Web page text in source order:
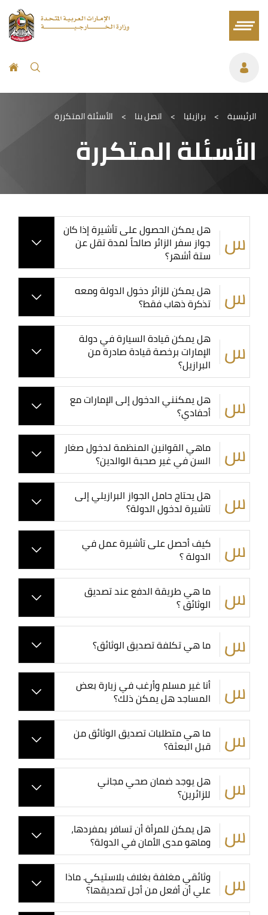
الرئيسية > برازيليا > اتصل بنا > الأسئلة المتكررة
الأسئلة المتكررة
هل يمكن الحصول على تأشيرة إذا كان
جواز سفر الزائر صالحاً لمدة تقل عن
ستة أشهر؟
هل يمكن للزائر دخول الدولة ومعه
تذكرة ذهاب فقط؟
هل يمكن قيادة السيارة في دولة
الإمارات برخصة قيادة صادرة من
البرازيل؟
هل يمكنني الدخول إلى الإمارات مع
أحفادي؟
ماهي القوانين المنظمة لدخول صغار
السن في غير صحبة الوالدين؟
هل يحتاج حامل الجواز البرازيلي إلى
تاشيرة لدخول الدولة؟
كيف أحصل على تأشيرة عمل في
الدولة ؟
ما هي طريقة الدفع عند تصديق
الوثائق ؟
ما هي تكلفة تصديق الوثائق؟
أنا غير مسلم وأرغب في زيارة بعض
المساجد هل يمكن ذلك؟
ما هي متطلبات تصديق الوثائق من
قبل البعثة؟
هل يوجد ضمان صحي مجاني
للزائرين؟
هل يمكن للمرأة أن تسافر بمفردها،
وماهو مدى الأمان في الدولة؟
وثائقي مغلفة بغلاف بلاستيكي. ماذا
علي أن أفعل من أجل تصديقها؟